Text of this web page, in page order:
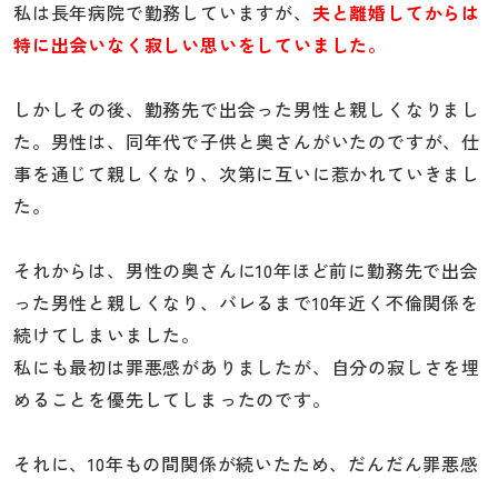
私は長年病院で勤務していますが、 夫と離婚してからは
特に出会いなく寂しい思いをしていました。
しかしその後、勤務先で出会った男性と親しくなりまし
た。男性は、同年代で子供と奥さんがいたのですが、仕
事を通じて親しくなり、次第に互いに惹かれていきまし
た。
それからは、男性の奥さんに10年ほど前に勤務先で出会
った男性と親しくなり、バレるまで10年近く不倫関係を
続けてしまいました。
私にも最初は罪悪感がありましたが、自分の寂しさを埋
めることを優先してしまったのです。
それに、10年もの間関係が続いたため、だんだん罪悪感